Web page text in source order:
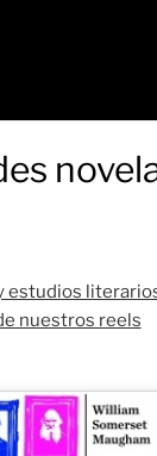
estudios
nuestros reels